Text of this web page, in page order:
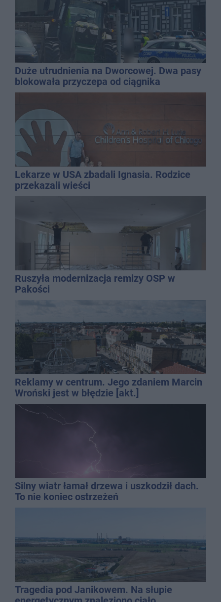
Duże utrudnienia na Dworcowej. Dwa pasy
blokowała przyczepa od ciągnika
Lekarze w USA zbadali Ignasia. Rodzice
przekazali wieści
Ruszyła modernizacja remizy OSP w
Pakości
Reklamy w centrum. Jego zdaniem Marcin
Wroński jest w błędzie [akt.]
Silny wiatr łamał drzewa i uszkodził dach.
To nie koniec ostrzeżeń
Tragedia pod Janikowem. Na słupie